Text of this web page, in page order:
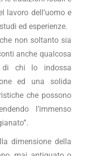
lavoro dell’uomo e
ed esperienze.
non soltanto sia
anche qualcosa
di chi lo indossa
ed una solida
che possono
l’immenso
dimensione della